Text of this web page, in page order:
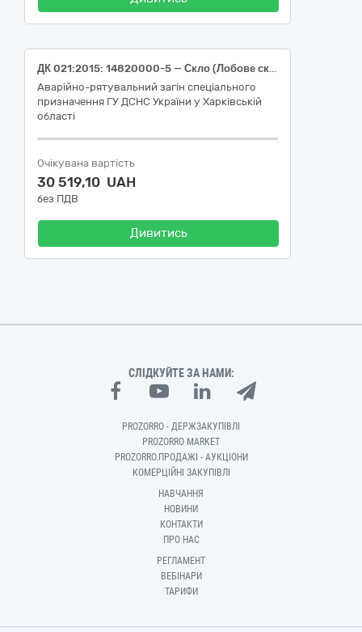
ДК 021:2015: 14820000-5 — Скло (Лобове скло, Набір для вклеювання або еквівалент)
Аварійно-рятувальний загін спеціального
призначення ГУ ДСНС України у Харківській
області
Очікувана вартість
30 519,10 UAH
без ПДВ
Дивитись
СЛІДКУЙТЕ ЗА НАМИ:
PROZORRO - ДЕРЖЗАКУПІВЛІ
PROZORRO MARKET
PROZORRO.ПРОДАЖІ - АУКЦІОНИ
КОМЕРЦІЙНІ ЗАКУПІВЛІ
НАВЧАННЯ
НОВИНИ
КОНТАКТИ
ПРО НАС
РЕГЛАМЕНТ
ВЕБІНАРИ
ТАРИФИ